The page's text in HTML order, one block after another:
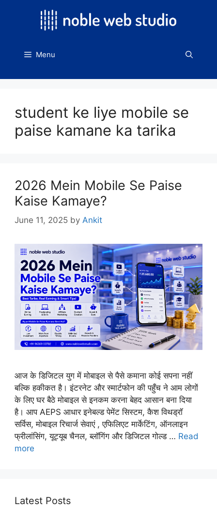
Menu
student ke liye mobile se
paise kamane ka tarika
2026 Mein Mobile Se Paise
Kaise Kamaye?
June 11, 2025 by Ankit
आज के डिजिटल युग में मोबाइल से पैसे कमाना कोई सपना नहीं
बल्कि हकीकत है। इंटरनेट और स्मार्टफोन की पहुँच ने आम लोगों
के लिए घर बैठे मोबाइल से इनकम करना बेहद आसान बना दिया
है। आप AEPS आधार इनेबल्ड पेमेंट सिस्टम, कैश विथड्रॉ
सर्विस, मोबाइल रिचार्ज सेवाएं , एफिलिएट मार्केटिंग, ऑनलाइन
फ्रीलांसिंग, यूट्यूब चैनल, ब्लॉगिंग और डिजिटल गोल्ड … Read
more
Latest Posts